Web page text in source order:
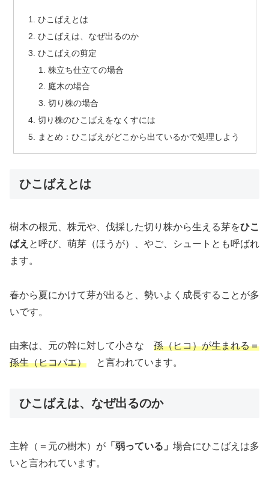
ひこばえとは
ひこばえは、なぜ出るのか
ひこばえの剪定
株立ち仕立ての場合
庭木の場合
切り株の場合
切り株のひこばえをなくすには
まとめ：ひこばえがどこから出ているかで処理しよう
ひこばえとは
樹木の根元、株元や、伐採した切り株から生える芽をひこ
ばえ と呼び、萌芽（ほうが）、やご、シュートとも呼ばれ
ます。
春から夏にかけて芽が出ると、勢いよく成長することが多
いです。
由来は、元の幹に対して小さな 孫（ヒコ）が生まれる＝
孫生（ヒコバエ） と言われています。
ひこばえは、なぜ出るのか
主幹（＝元の樹木）が 「弱っている」 場合にひこばえは多
いと言われています。